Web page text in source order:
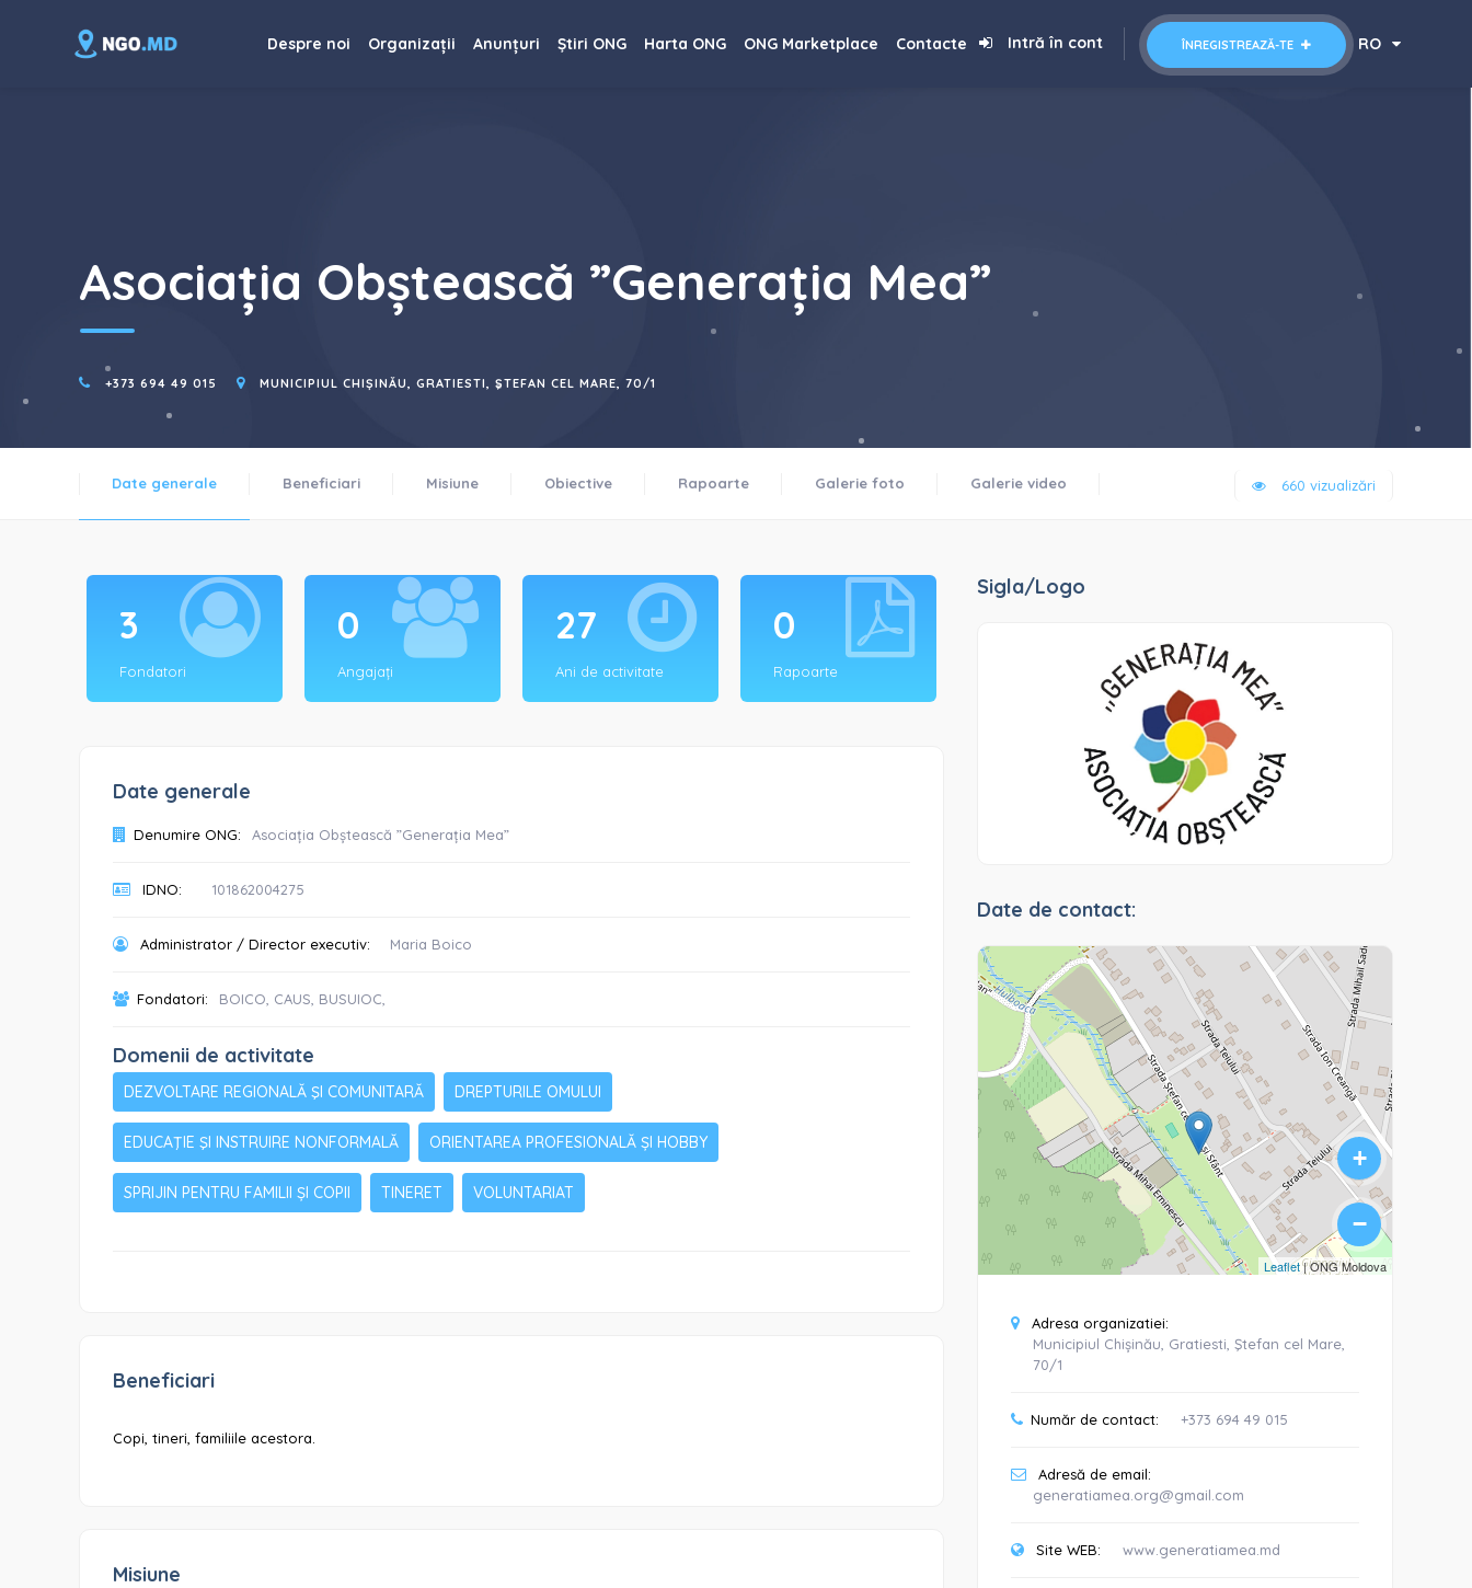
RO
ÎNREGISTREAZĂ-TE
Intră în cont
Despre noi Organizații Anunțuri Știri ONG Harta ONG ONG Marketplace Contacte
Asociația Obștească ”Generația Mea”
+373 694 49 015 MUNICIPIUL CHIȘINĂU, GRATIESTI, ŞTEFAN CEL MARE, 70/1
Date generale Beneficiari Misiune Obiective Rapoarte Galerie foto Galerie video 660 vizualizări
3
Fondatori
0
Angajați
27
Ani de activitate
0
Rapoarte
Date generale
Denumire ONG: Asociația Obștească ”Generația Mea”
IDNO: 101862004275
Administrator / Director executiv: Maria Boico
Fondatori: BOICO, CAUS, BUSUIOC,
Domenii de activitate
DEZVOLTARE REGIONALĂ ŞI COMUNITARĂ DREPTURILE OMULUI
EDUCAŢIE ŞI INSTRUIRE NONFORMALĂ ORIENTAREA PROFESIONALĂ ȘI HOBBY
SPRIJIN PENTRU FAMILII ȘI COPII TINERET VOLUNTARIAT
Beneficiari
Copi, tineri, familiile acestora.
Misiune
Sigla/Logo
Date de contact:
+
−
Leaflet| ONG Moldova
Adresa organizatiei:
Municipiul Chișinău, Gratiesti, Ştefan cel Mare,
70/1
Număr de contact: +373 694 49 015
Adresă de email:
generatiamea.org@gmail.com
Site WEB: www.generatiamea.md